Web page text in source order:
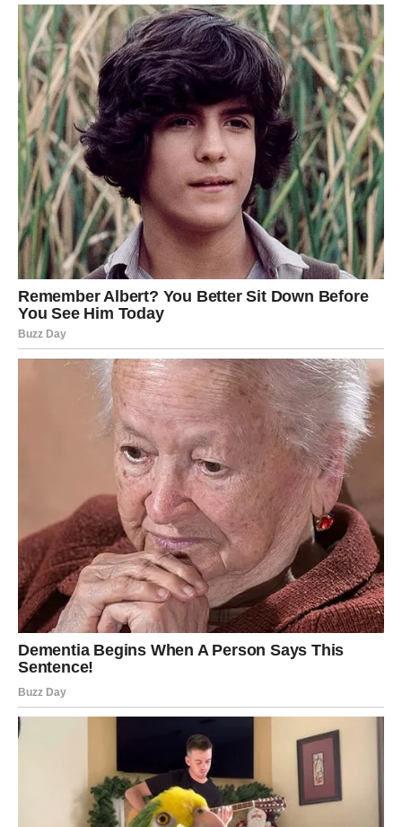
VAGA
Zvijezde vam donose priliku da spojite posao i
zadovoljstvo.
Nova saradnja ili projekat mogli bi vam donijeti mnogo
više novca nego što očekujete.
Novac dolazi kroz ljude i kontakte
Pred vama su veoma pozitivni dani.
ŠKORPIJA
Pred vama je veliki finansijski preokret.
Sve ono što je dugo bilo blokirano sada konačno dolazi
na svoje mjesto.
Finansijska vrata vam se širom otvaraju
Pred vama su veoma uspješni i važni dani.
STRIJELAC